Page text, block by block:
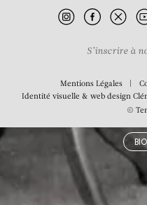
S’inscrire à
Mentions Légales
Identité visuelle & web design
©